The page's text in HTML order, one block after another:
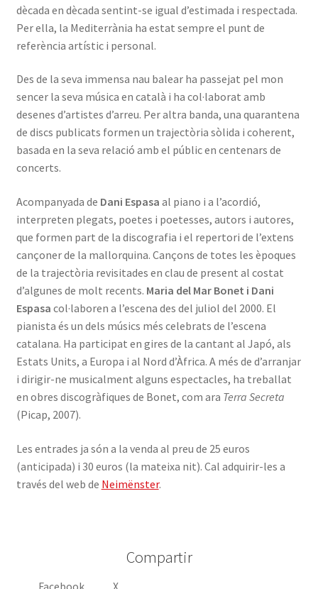
dècada en dècada sentint-se igual d’estimada i respectada.
Per ella, la Mediterrània ha estat sempre el punt de
referència artístic i personal.
Des de la seva immensa nau balear ha passejat pel mon
sencer la seva música en català i ha col·laborat amb
desenes d’artistes d’arreu. Per altra banda, una quarantena
de discs publicats formen un trajectòria sòlida i coherent,
basada en la seva relació amb el públic en centenars de
concerts.
Acompanyada de Dani Espasa al piano i a l’acordió,
interpreten plegats, poetes i poetesses, autors i autores,
que formen part de la discografia i el repertori de l’extens
cançoner de la mallorquina. Cançons de totes les èpoques
de la trajectòria revisitades en clau de present al costat
d’algunes de molt recents. Maria del Mar Bonet i Dani
Espasa col·laboren a l’escena des del juliol del 2000. El
pianista és un dels músics més celebrats de l’escena
catalana. Ha participat en gires de la cantant al Japó, als
Estats Units, a Europa i al Nord d’Àfrica. A més de d’arranjar
i dirigir-ne musicalment alguns espectacles, ha treballat
en obres discogràfiques de Bonet, com ara Terra Secreta
(Picap, 2007).
Les entrades ja són a la venda al preu de 25 euros
(anticipada) i 30 euros (la mateixa nit). Cal adquirir-les a
través del web de Neimënster.
Compartir